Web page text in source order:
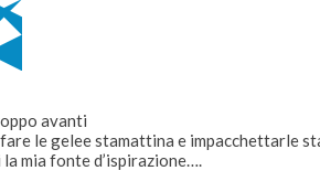
avanti
le gelee stamattina e impacchettarle
la mia fonte d’ispirazione….